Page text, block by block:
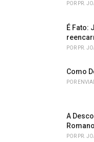
POR PR.
É Fato:
POR PR.
Como
POR
A
POR PR.